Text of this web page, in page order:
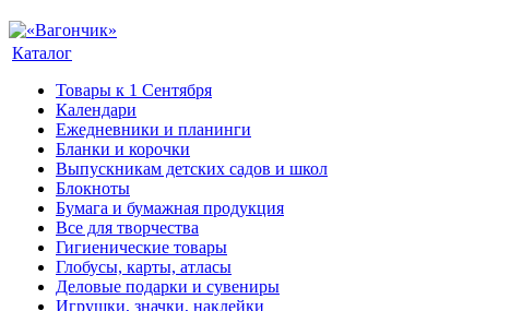
Каталог
Товары к 1 Сентября
Календари
Ежедневники и планинги
Бланки и корочки
Выпускникам детских садов и школ
Блокноты
Бумага и бумажная продукция
Все для творчества
Гигиенические товары
Глобусы, карты, атласы
Деловые подарки и сувениры
Игрушки, значки, наклейки